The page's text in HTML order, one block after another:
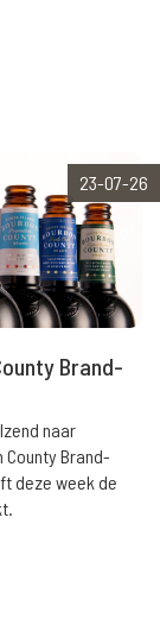
23-07-26
Brand-
naar
Brand-
deze week de